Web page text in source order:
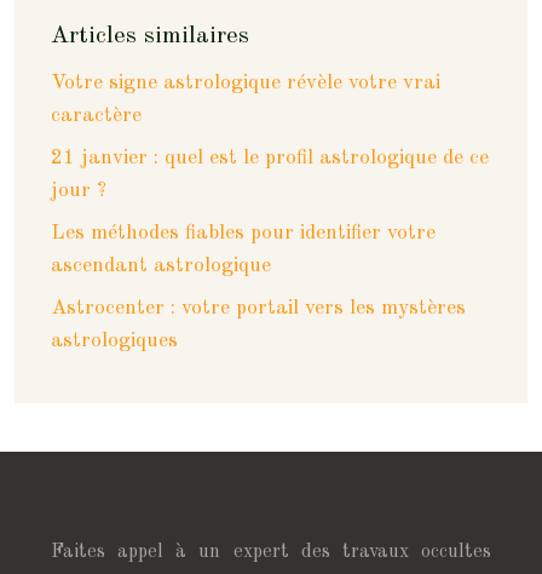
Articles similaires
Votre signe astrologique révèle votre vrai
caractère
21 janvier : quel est le profil astrologique de ce
jour ?
Les méthodes fiables pour identifier votre
ascendant astrologique
Astrocenter : votre portail vers les mystères
astrologiques
Faites appel à un expert des travaux occultes